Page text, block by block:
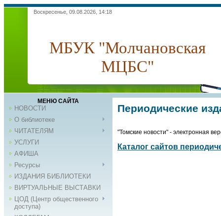
Воскресенье, 09.08.2026, 14:18
МБУК "Молчановская
МЦБС"
МЕНЮ САЙТА
НОВОСТИ
О библиотеке
ЧИТАТЕЛЯМ
УСЛУГИ
АФИША
Ресурсы
ИЗДАНИЯ БИБЛИОТЕКИ
ВИРТУАЛЬНЫЕ ВЫСТАВКИ
ЦОД (Центр общественного
доступа)
Периодические
"Томские новости" - электронная
Каталог сайтов